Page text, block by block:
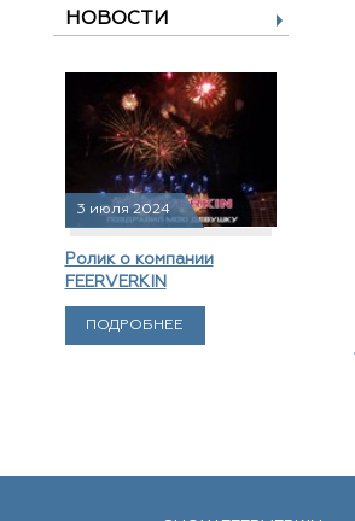
НОВОСТИ
3 июля 2024
Ролик о компании
FEERVERKIN
ПОДРОБНЕЕ